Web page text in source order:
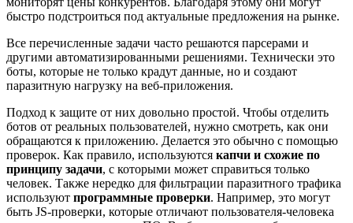
быстро подстроиться под актуальные предложения на рынке.
Все перечисленные задачи часто решаются парсерами и
другими автоматизированными решениями. Технически это
боты, которые не только крадут данные, но и создают
паразитную нагрузку на веб-приложения.
Подход к защите от них довольно простой. Чтобы отделить
ботов от реальных пользователей, нужно смотреть, как они
обращаются к приложению. Делается это обычно с помощью
проверок. Как правило, используются капчи и схожие по
принципу задачи, с которыми может справиться только
человек. Также нередко для фильтрации паразитного трафика
используют программные проверки. Например, это могут
быть JS-проверки, которые отличают пользователя-человека